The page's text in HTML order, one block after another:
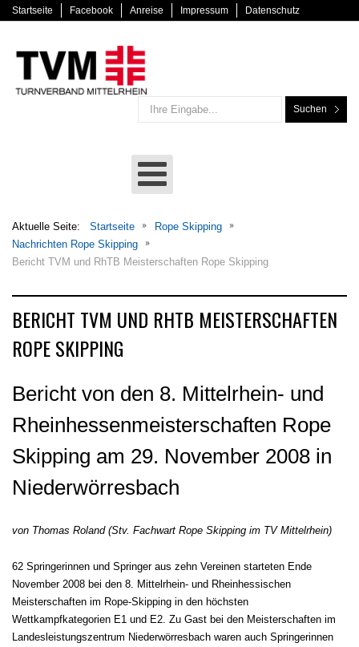
Startseite Facebook Anreise Impressum Datenschutz
Suchen
Aktuelle Seite: Startseite
Rope Skipping
Nachrichten Rope Skipping
Bericht TVM und RhTB Meisterschaften Rope Skipping
BERICHT TVM UND RHTB MEISTERSCHAFTEN
ROPE SKIPPING
Bericht von den 8. Mittelrhein- und
Rheinhessenmeisterschaften Rope
Skipping am 29. November 2008 in
Niederwörresbach
von Thomas Roland (Stv. Fachwart Rope Skipping im TV Mittelrhein)
62 Springerinnen und Springer aus zehn Vereinen starteten Ende
November 2008 bei den 8. Mittelrhein- und Rheinhessischen
Meisterschaften im Rope-Skipping in den höchsten
Wettkampfkategorien E1 und E2. Zu Gast bei den Meisterschaften im
Landesleistungszentrum Niederwörresbach waren auch Springerinnen